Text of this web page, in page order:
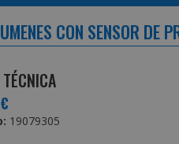
CON SENSOR DE
19079305